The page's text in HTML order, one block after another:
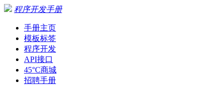
程序开发手册
手册主页
模板标签
程序开发
API接口
45°C商城
招聘手册